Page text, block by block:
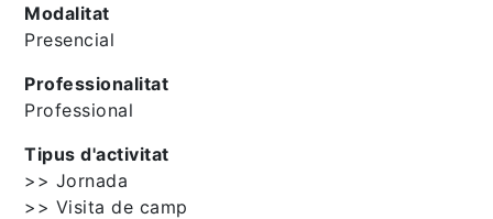
Modalitat
Presencial
Professionalitat
Professional
Tipus d'activitat
>> Jornada
>> Visita de camp